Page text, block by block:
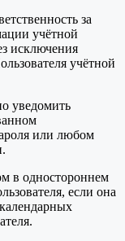
за
учётной
исключения
учётной
уведомить
или любом
в одностороннем
если она